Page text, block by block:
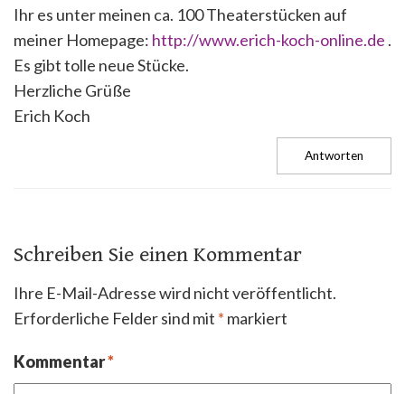
Ihr es unter meinen ca. 100 Theaterstücken auf
meiner Homepage: http://www.erich-koch-online.de .
Es gibt tolle neue Stücke.
Herzliche Grüße
Erich Koch
Antworten
Schreiben Sie einen Kommentar
Ihre E-Mail-Adresse wird nicht veröffentlicht.
Erforderliche Felder sind mit * markiert
Kommentar*